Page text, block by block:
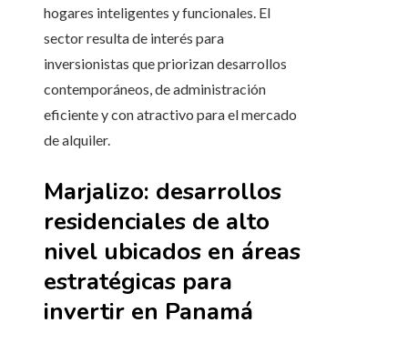
hogares inteligentes y funcionales. El
sector resulta de interés para
inversionistas que priorizan desarrollos
contemporáneos, de administración
eficiente y con atractivo para el mercado
de alquiler.
Marjalizo: desarrollos
residenciales de alto
nivel ubicados en áreas
estratégicas para
invertir en Panamá